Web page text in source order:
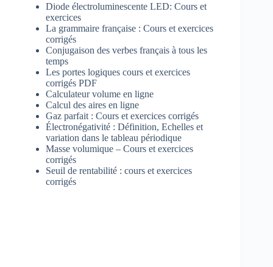
Diode électroluminescente LED: Cours et
exercices
La grammaire française : Cours et exercices
corrigés
Conjugaison des verbes français à tous les
temps
Les portes logiques cours et exercices
corrigés PDF
Calculateur volume en ligne
Calcul des aires en ligne
Gaz parfait : Cours et exercices corrigés
Électronégativité : Définition, Echelles et
variation dans le tableau périodique
Masse volumique – Cours et exercices
corrigés
Seuil de rentabilité : cours et exercices
corrigés